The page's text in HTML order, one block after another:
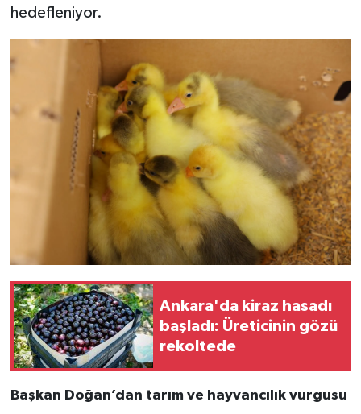
hedefleniyor.
Ankara'da kiraz hasadı
başladı: Üreticinin gözü
rekoltede
Başkan Doğan’dan tarım ve hayvancılık vurgusu